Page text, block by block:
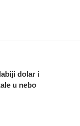
dolar i
u nebo